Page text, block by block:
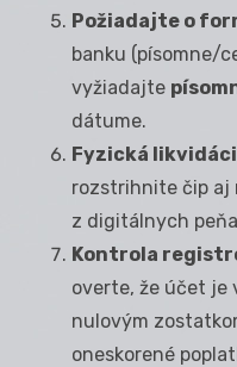
Požiadajte o
banku (písomne/
vyžiadajte
dátume.
Fyzická
rozstrihnite čip aj
z digitálnych
Kontrola
overte, že účet je
nulovým
oneskorené